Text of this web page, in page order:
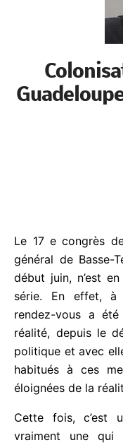
Le 17 e congrès
général de Basse-
début juin, n’est en
série. En effet, à
rendez-vous a été
réalité, depuis le
politique et avec
sont habitués à
très éloignées de la
Cette fois, c’est
vraiment une qui